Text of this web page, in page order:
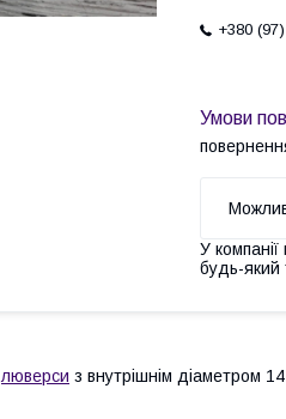
+380
У
будь-який
люверси з внутрішнім діаметром